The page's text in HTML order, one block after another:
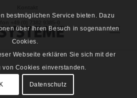
bestmöglichen Service bieten. Dazu
über Ihren Besuch in sogenannten
Cookies.
Webseite erklären Sie sich mit der
von Cookies einverstanden.
Datenschutz